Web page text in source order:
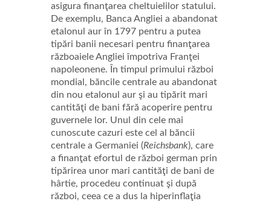
asigura finanţarea cheltuielilor statului.
De exemplu, Banca Angliei a abandonat
etalonul aur în 1797 pentru a putea
tipări banii necesari pentru finanţarea
războaiele Angliei împotriva Franţei
napoleonene. În timpul primului război
mondial, băncile centrale au abandonat
din nou etalonul aur şi au tipărit mari
cantităţi de bani fără acoperire pentru
guvernele lor. Unul din cele mai
cunoscute cazuri este cel al băncii
centrale a Germaniei (Reichsbank), care
a finanţat efortul de război german prin
tipărirea unor mari cantităţi de bani de
hârtie, procedeu continuat şi după
război, ceea ce a dus la hiperinflaţia